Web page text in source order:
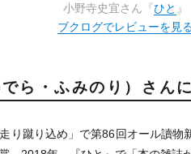
小野寺史宜さん『ひと 』
ブクログでレビューを見
ら・ふみのり）さん
り蹴り込め」で第86回オール讀物